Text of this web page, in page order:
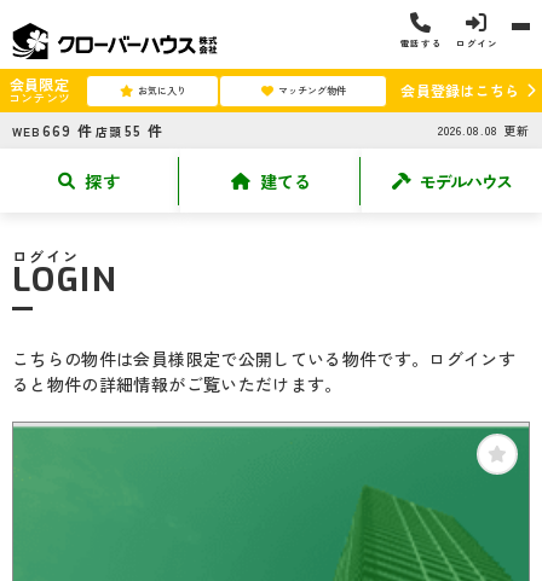
電話する ログイン
会員限定
コンテンツ お気に入り マッチング物件 会員登録はこちら
WEB 669 件 店頭 55 件 2026.08.08 更新
探す 建てる モデルハウス
ログイン
LOGIN
こちらの物件は会員様限定で公開している物件です。ログインす
ると物件の詳細情報がご覧いただけます。